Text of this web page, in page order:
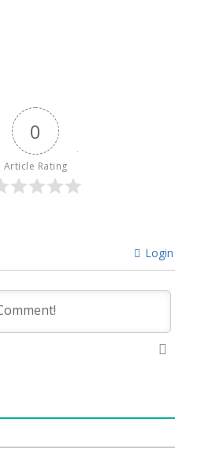
0
Article Rating
Login